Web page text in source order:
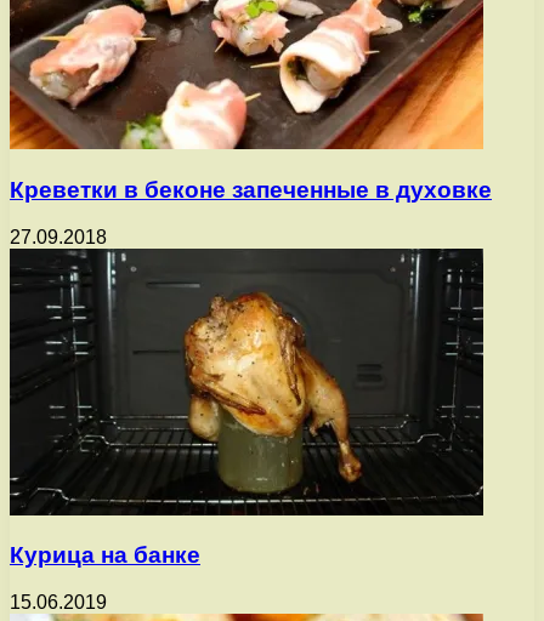
Креветки в беконе запеченные в духовке
27.09.2018
Курица на банке
15.06.2019